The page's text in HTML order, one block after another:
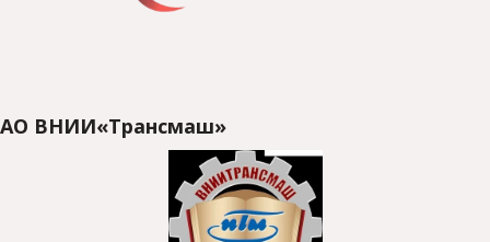
АО ВНИИ«Трансмаш»